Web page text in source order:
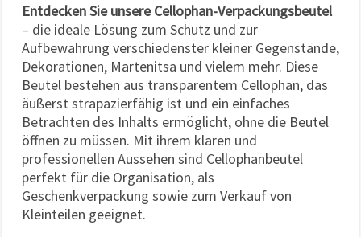
Entdecken Sie unsere Cellophan-Verpackungsbeutel
– die ideale Lösung zum Schutz und zur
Aufbewahrung verschiedenster kleiner Gegenstände,
Dekorationen, Martenitsa und vielem mehr. Diese
Beutel bestehen aus transparentem Cellophan, das
äußerst strapazierfähig ist und ein einfaches
Betrachten des Inhalts ermöglicht, ohne die Beutel
öffnen zu müssen. Mit ihrem klaren und
professionellen Aussehen sind Cellophanbeutel
perfekt für die Organisation, als
Geschenkverpackung sowie zum Verkauf von
Kleinteilen geeignet.